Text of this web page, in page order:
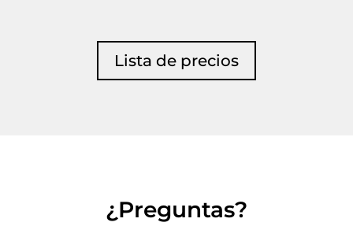
Lista de precios
¿Preguntas?